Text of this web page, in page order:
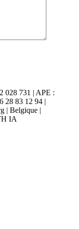
028 731 | APE :
28 83 12 94 |
| Belgique |
IA